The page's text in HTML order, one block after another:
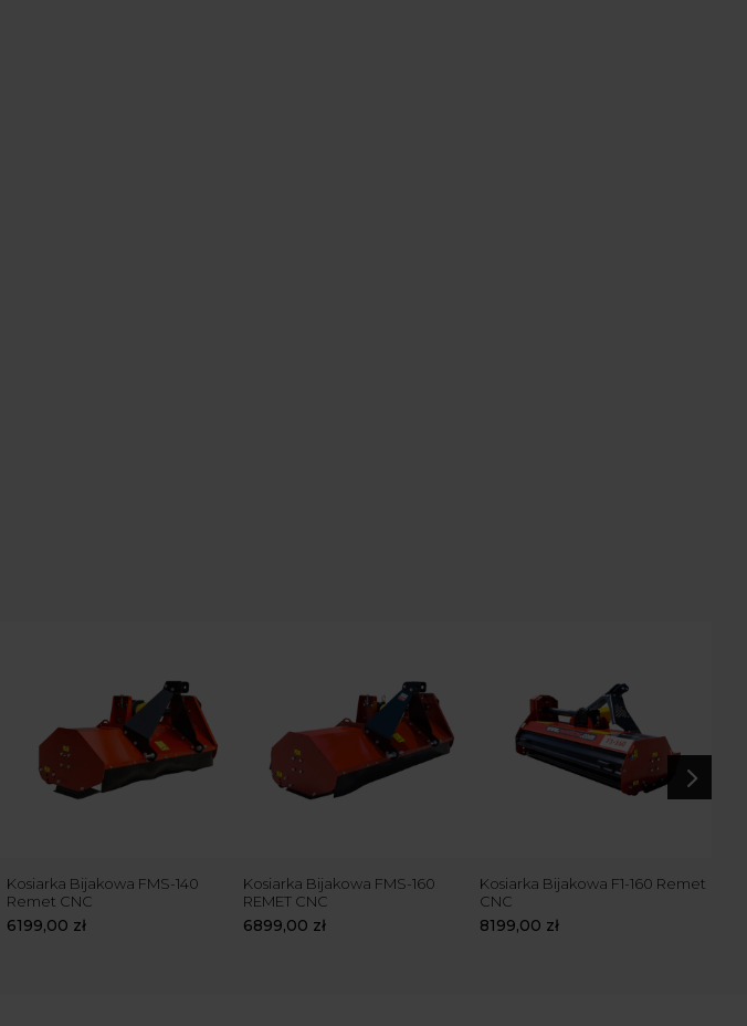
Kosiarka Bijakowa FMS-140
Remet CNC
6199,00 zł
Kosiarka Bijakowa FMS-160
REMET CNC
6899,00 zł
Kosiarka Bijakowa F1-160 Remet
CNC
8199,00 zł
5